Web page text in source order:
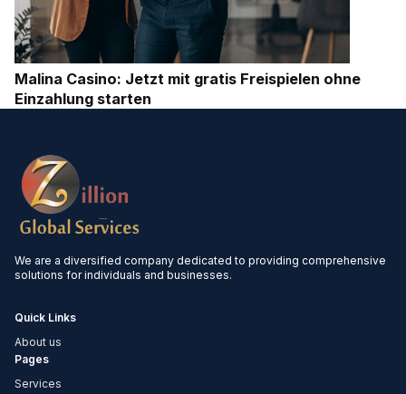
Malina Casino: Jetzt mit gratis Freispielen ohne
Einzahlung starten
We are a diversified company dedicated to providing comprehensive
solutions for individuals and businesses.
Quick Links
About us
Pages
Services